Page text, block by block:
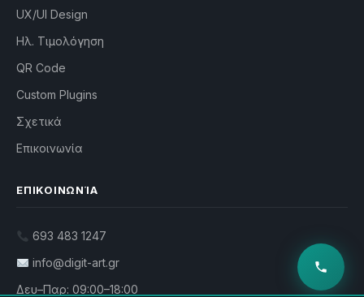
UX/UI Design
Ηλ. Τιμολόγηση
QR Code
Custom Plugins
Σχετικά
Επικοινωνία
ΕΠΙΚΟΙΝΩΝΊΑ
693 483 1247
info@digit-art.gr
Δευ–Παρ: 09:00–18:00